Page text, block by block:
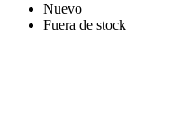
Nuevo
Fuera de stock